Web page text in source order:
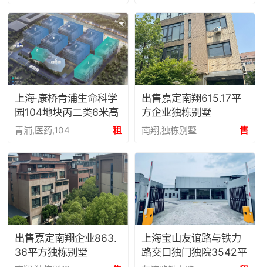
上海·康桥青浦生命科学
园104地块丙二类6米高
厂房出租|康墣生命科学
青浦,医药,104 租
出售嘉定南翔615.17平
方企业独栋别墅
南翔,独栋别墅 售
出售嘉定南翔企业863.
36平方独栋别墅
上海宝山友谊路与铁力
路交口独门独院3542平